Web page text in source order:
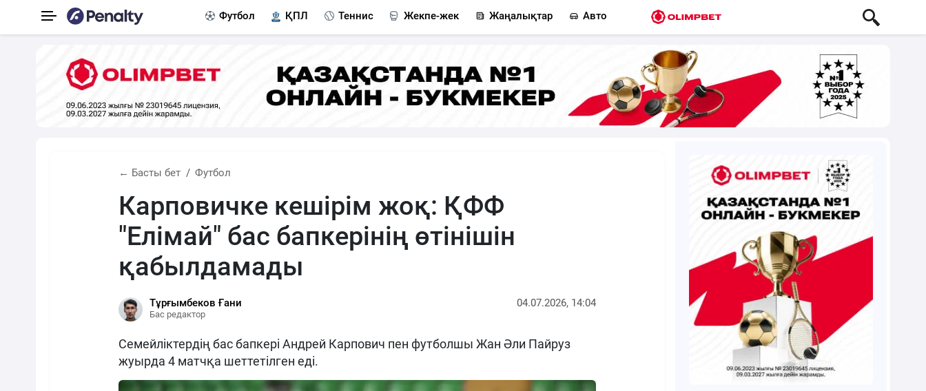
Футбол ҚПЛ Теннис Жекпе-жек Жаңалықтар Авто
← Басты бет Футбол
Карповичке кешірім жоқ: ҚФФ
"Елімай" бас бапкерінің өтінішін
қабылдамады
Тұрғымбеков Ғани
Бас редактор
04.07.2026, 14:04
Семейліктердің бас бапкері Андрей Карпович пен футболшы Жан Әли Пайруз
жуырда 4 матчқа шеттетілген еді.